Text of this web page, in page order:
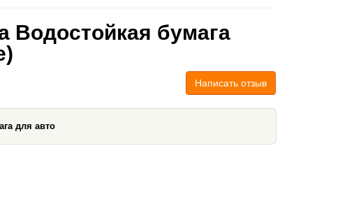
Водостойкая бумага
Написать отзыв
для авто